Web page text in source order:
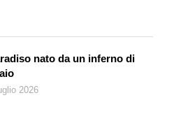
nome della salvezza del pianeta?
dall’alto e non sufficientemente
degradandoli al ruolo di sudditi
venissero dal basso, non
vissute come tali? O se
trasformarsi in un piacere
diversi e sottrarsi alla schiavitù
nato da un inferno di
2026